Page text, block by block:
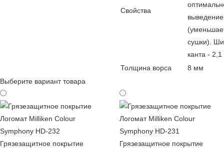
Свойства
сушки).
канта -
Толщина ворса
8 мм
Выберите вариант товара
Грязезащитное покрытие
Грязезащитное покрытие